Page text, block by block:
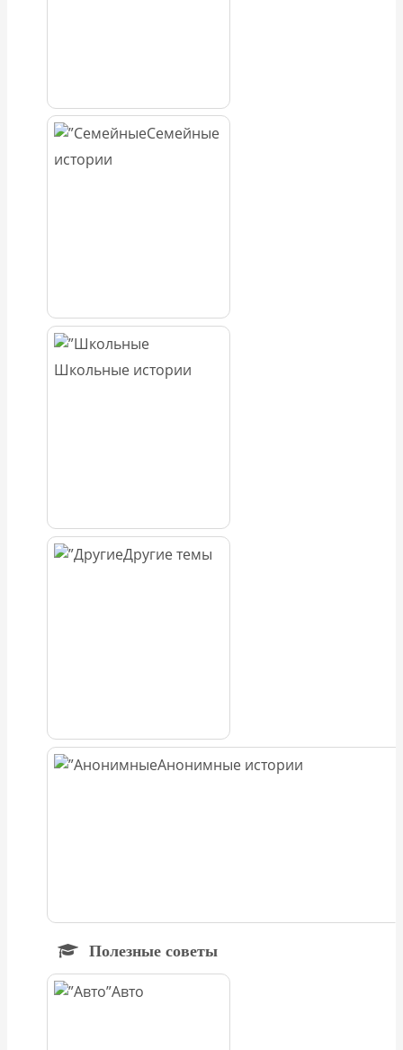
Семейные
истории
Школьные истории
Другие темы
Анонимные истории
Полезные советы
Авто